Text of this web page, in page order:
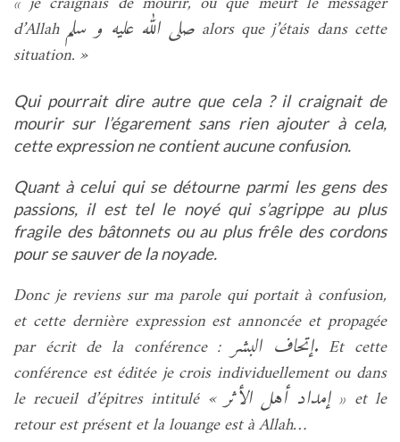
d’Allahصلى الله عليه و سلمalors que j’étais dans cette
situation. »
Qui pourrait dire autre que cela ? il craignait de
mourir sur l’égarement sans rien ajouter à cela,
cette expression ne contient aucune confusion.
Quant à celui qui se détourne parmi les gens des
passions, il est tel le noyé qui s’agrippe au plus
fragile des bâtonnets ou au plus frêle des cordons
pour se sauver de la noyade.
Donc je reviens sur ma parole qui portait à confusion,
et cette dernière expression est annoncée et propagée
par écrit de la conférence : إتحاف البشر. Et cette
conférence est éditée je crois individuellement ou dans
le recueil d’épitres intitulé «إمداد أهل الأثر» et le
retour est présent et la louange est à Allah…